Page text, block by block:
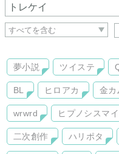
夢小説 ツイステ
BL ヒロアカ 金カ
wrwrd ヒプノシスマ
二次創作 ハリポタ